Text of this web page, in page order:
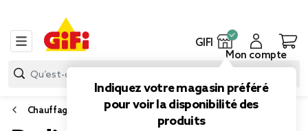
GIFI
Indiquez votre magasin préféré
pour voir la disponibilité des
produits
Mon compte
Chauffage